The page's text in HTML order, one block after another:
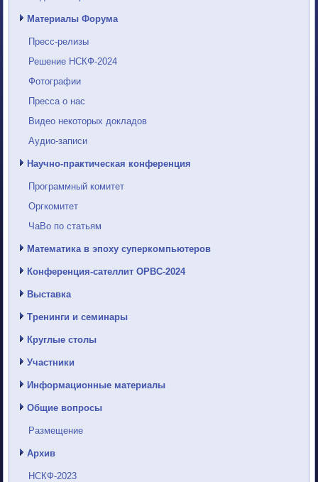
Материалы Форума
Пресс-релизы
Решение НСКФ-2024
Фотографии
Пресса о нас
Видео некоторых докладов
Аудио-записи
Научно-практическая конференция
Программный комитет
Оргкомитет
ЧаВо по статьям
Математика в эпоху суперкомпьютеров
Конференция-сателлит ОРВС-2024
Выставка
Тренинги и семинары
Круглые столы
Участники
Информационные материалы
Общие вопросы
Размещение
Архив
НСКФ-2023